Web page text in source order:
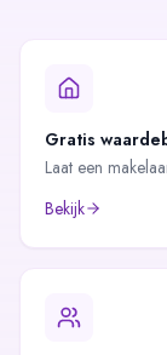
Gratis
Laat een
Bekijk